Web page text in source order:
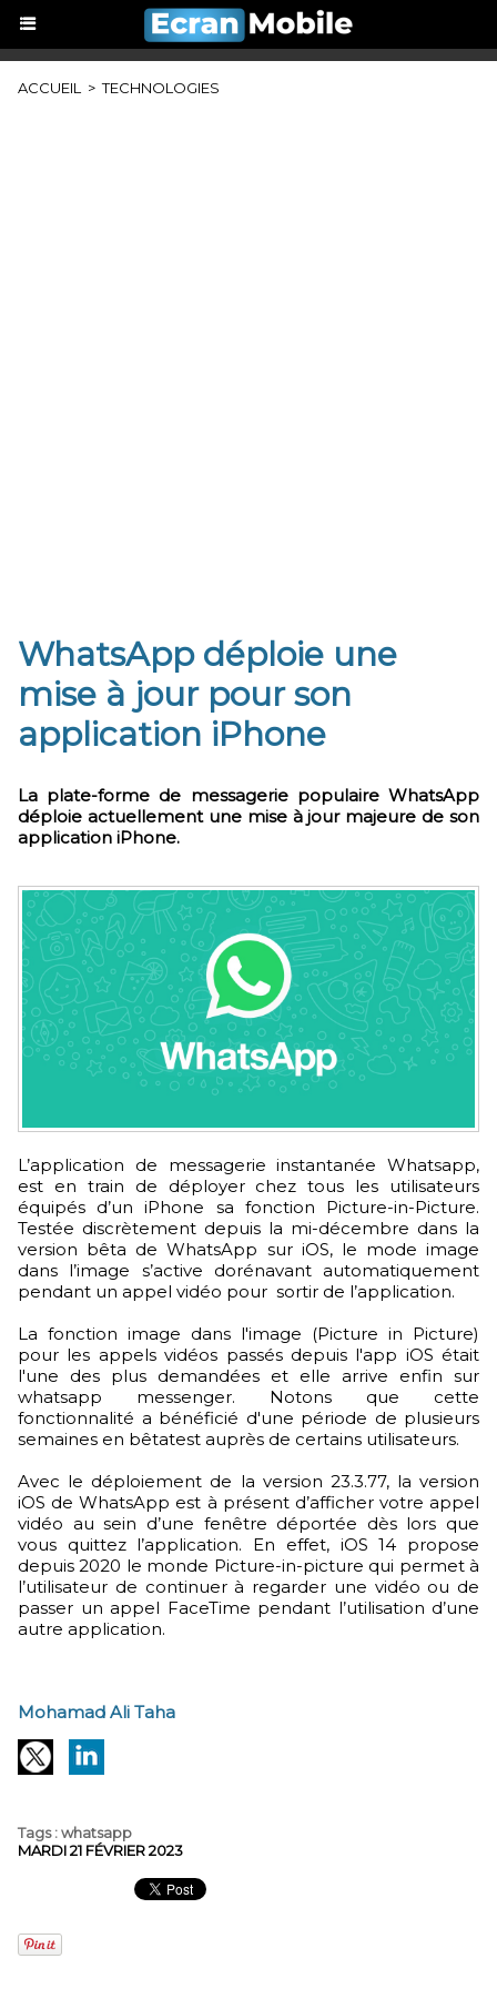
ACCUEIL > TECHNOLOGIES
WhatsApp déploie une
mise à jour pour son
application iPhone
La plate-forme de messagerie populaire WhatsApp
déploie actuellement une mise à jour majeure de son
application iPhone.
L’application de messagerie instantanée Whatsapp,
est en train de déployer chez tous les utilisateurs
équipés d’un iPhone sa fonction Picture-in-Picture.
Testée discrètement depuis la mi-décembre dans la
version bêta de WhatsApp sur iOS, le mode image
dans l’image s’active dorénavant automatiquement
pendant un appel vidéo pour sortir de l’application.
La fonction image dans l'image (Picture in Picture)
pour les appels vidéos passés depuis l'app iOS était
l'une des plus demandées et elle arrive enfin sur
whatsapp messenger. Notons que cette
fonctionnalité a bénéficié d'une période de plusieurs
semaines en bêtatest auprès de certains utilisateurs.
Avec le déploiement de la version 23.3.77, la version
iOS de WhatsApp est à présent d’afficher votre appel
vidéo au sein d’une fenêtre déportée dès lors que
vous quittez l’application. En effet, iOS 14 propose
depuis 2020 le monde Picture-in-picture qui permet à
l’utilisateur de continuer à regarder une vidéo ou de
passer un appel FaceTime pendant l’utilisation d’une
autre application.
Mohamad Ali Taha
Tags:whatsapp
MARDI 21 FÉVRIER 2023